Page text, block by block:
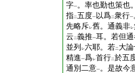
字一。率也勤也策也
指二五度一 以爲二衆行一
先略斥レ舊。通義非レ
云 二義推一耳。若但
並列
レ六耶。若二 大
精進一爲レ首行二於五
通別二意一。是故今